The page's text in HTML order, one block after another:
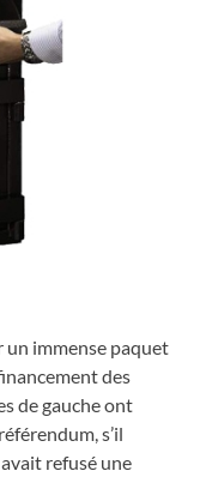
un immense paquet
des
de gauche ont
s’il
refusé une